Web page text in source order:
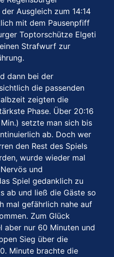
Ausgleich zum 14:14
mit dem Pausenpfiff
Toptorschütze Elgeti
Strafwurf zur
dann bei der
die passenden
zeigten die
Phase. Über 20:16
setzte man sich bis
ab. Doch wer
den Rest des Spiels
wurde wieder mal
und
Spiel gedanklich zu
ab und ließ die Gäste so
mal gefährlich nahe auf
Zum Glück
aber nur 60 Minuten und
Sieg über die
Minute brachte die